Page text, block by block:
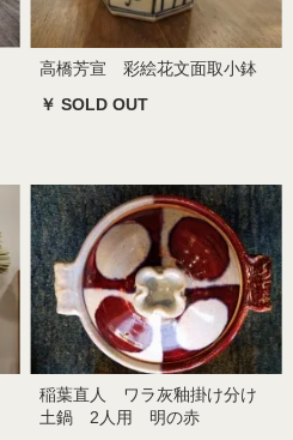
高橋芳宣 彩絵花文面取小鉢
￥ SOLD OUT
稲葉直人 ワラ灰釉掛け分け
土鍋 2人用 明の赤